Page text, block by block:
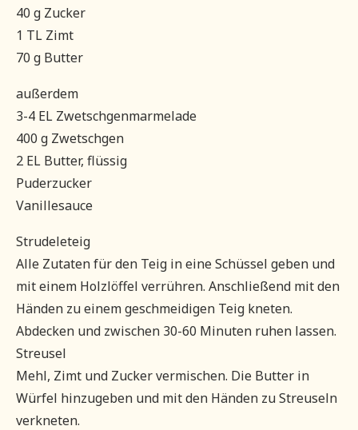
40 g Zucker
1 TL Zimt
70 g Butter
außerdem
3-4 EL Zwetschgenmarmelade
400 g Zwetschgen
2 EL Butter, flüssig
Puderzucker
Vanillesauce
Strudeleteig
Alle Zutaten für den Teig in eine Schüssel geben und
mit einem Holzlöffel verrühren. Anschließend mit den
Händen zu einem geschmeidigen Teig kneten.
Abdecken und zwischen 30-60 Minuten ruhen lassen.
Streusel
Mehl, Zimt und Zucker vermischen. Die Butter in
Würfel hinzugeben und mit den Händen zu Streuseln
verkneten.